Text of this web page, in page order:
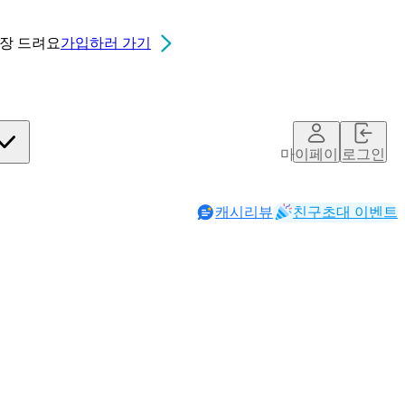
드려요가입하러 가기
마이페이지로그인
캐시리뷰 친구초대 이벤트